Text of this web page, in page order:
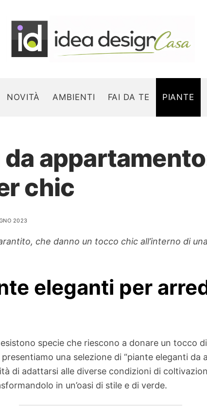
NOVITÀ AMBIENTI FAI DA TE PIANTE
Search for:
chic
2023
che danno un tocco chic all’interno di
eleganti per
specie che riescono a donare un tocco
una selezione di “piante eleganti da
di adattarsi alle diverse condizioni di
in un’oasi di stile e di verde.